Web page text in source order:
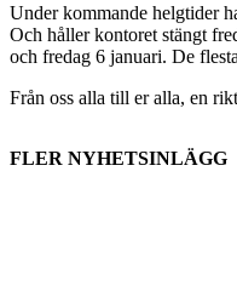
Under kommande helgtider
Och håller kontoret stängt
och fredag 6 januari. De
Från oss alla till er alla, en
FLER NYHETSINLÄGG